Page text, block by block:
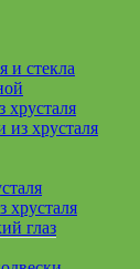
и стекла
из хрусталя
глаз